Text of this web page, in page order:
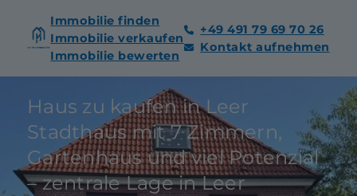
Immobilie finden
Immobilie verkaufen
Immobilie bewerten
+49 491 79 69 70 26
Kontakt aufnehmen
Haus zu kaufen in Leer
Stadthaus mit 7 Zimmern,
Gartenhaus und viel Potenzial
– zentrale Lage in Leer